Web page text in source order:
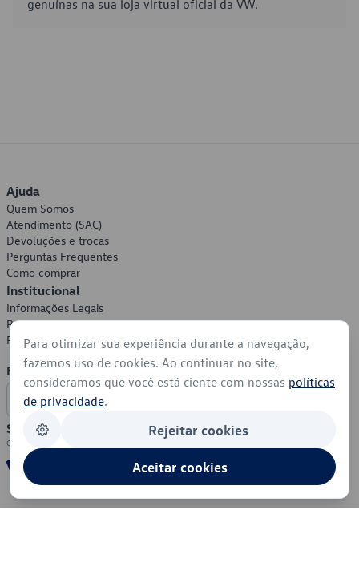
genuínas na sua loja virtual oficial da VW.
Ajuda
Quem Somos
Atendimento (SAC)
Devoluções e trocas
Perguntas Frequentes
Como comprar
Institucional
Informações Legais
Política de Privacidade
Política de Cookies
Formas de Pagamento
Segurança
Para otimizar sua experiência durante a navegação,
fazemos uso de cookies. Ao continuar no site,
consideramos que você está ciente com nossas políticas
de privacidade.
Rejeitar cookies
Aceitar cookies